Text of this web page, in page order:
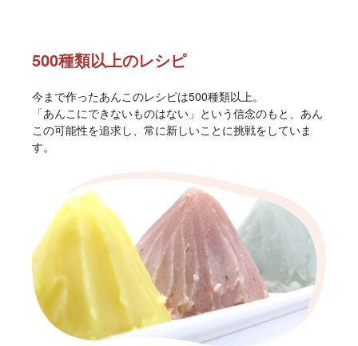
500種類以上のレシピ
今まで作ったあんこのレシピは500種類以上。
「あんこにできないものはない」という信念のもと、あん
この可能性を追求し、常に新しいことに挑戦をしていま
す。